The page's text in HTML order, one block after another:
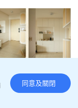
同意及關閉